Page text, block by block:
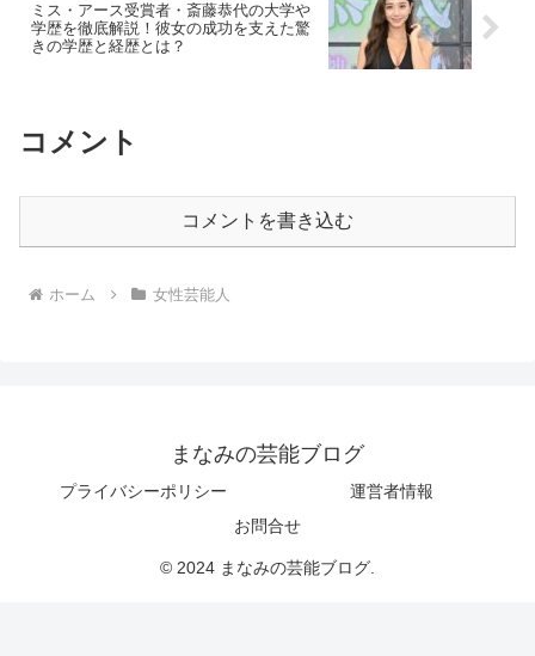
ミス・アース受賞者・斎藤恭代の大学や
学歴を徹底解説！彼女の成功を支えた驚
きの学歴と経歴とは？
コメント
コメントを書き込む
ホーム 女性芸能人
まなみの芸能ブログ
プライバシーポリシー
運営者情報
お問合せ
© 2024 まなみの芸能ブログ.